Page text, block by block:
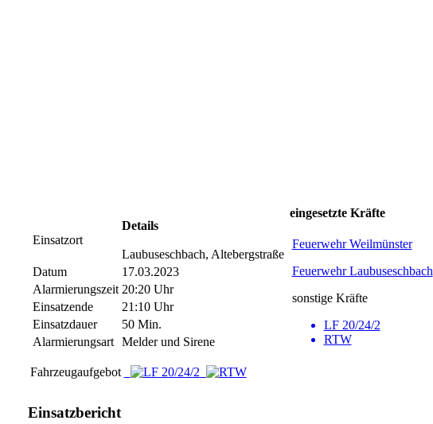
Einsatzort
Details
Laubuseschbach, Altebergstraße
Datum
17.03.2023
Alarmierungszeit 20:20 Uhr
Einsatzende
21:10 Uhr
Einsatzdauer
50 Min.
Alarmierungsart
Melder und Sirene
eingesetzte Kräfte
Feuerwehr Weilmünster
Feuerwehr Laubuseschbach
sonstige Kräfte
LF 20/24/2
RTW
Fahrzeugaufgebot
Einsatzbericht